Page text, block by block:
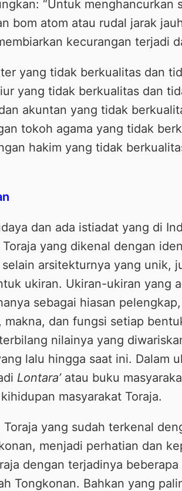
“Untuk menghancurkan
bom atom atau rudal jarak
kecurangan terjadi
yang tidak berkualitas dan
yang tidak berkualitas dan
akuntan yang tidak
tokoh agama yang tidak
hakim yang tidak
dan ada istiadat yang di
yang dikenal dengan
arsitekturnya yang unik,
ukiran. Ukiran-ukiran yang
sebagai hiasan
dan fungsi setiap
nilainya yang
lalu hingga saat ini. Dalam
Lontara’atau buku
masyarakat Toraja.
yang sudah terkenal
menjadi perhatian dan
dengan terjadinya
Tongkonan. Bahkan yang